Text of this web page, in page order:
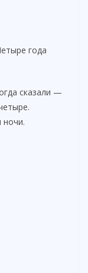
года
сказали —
ночи.